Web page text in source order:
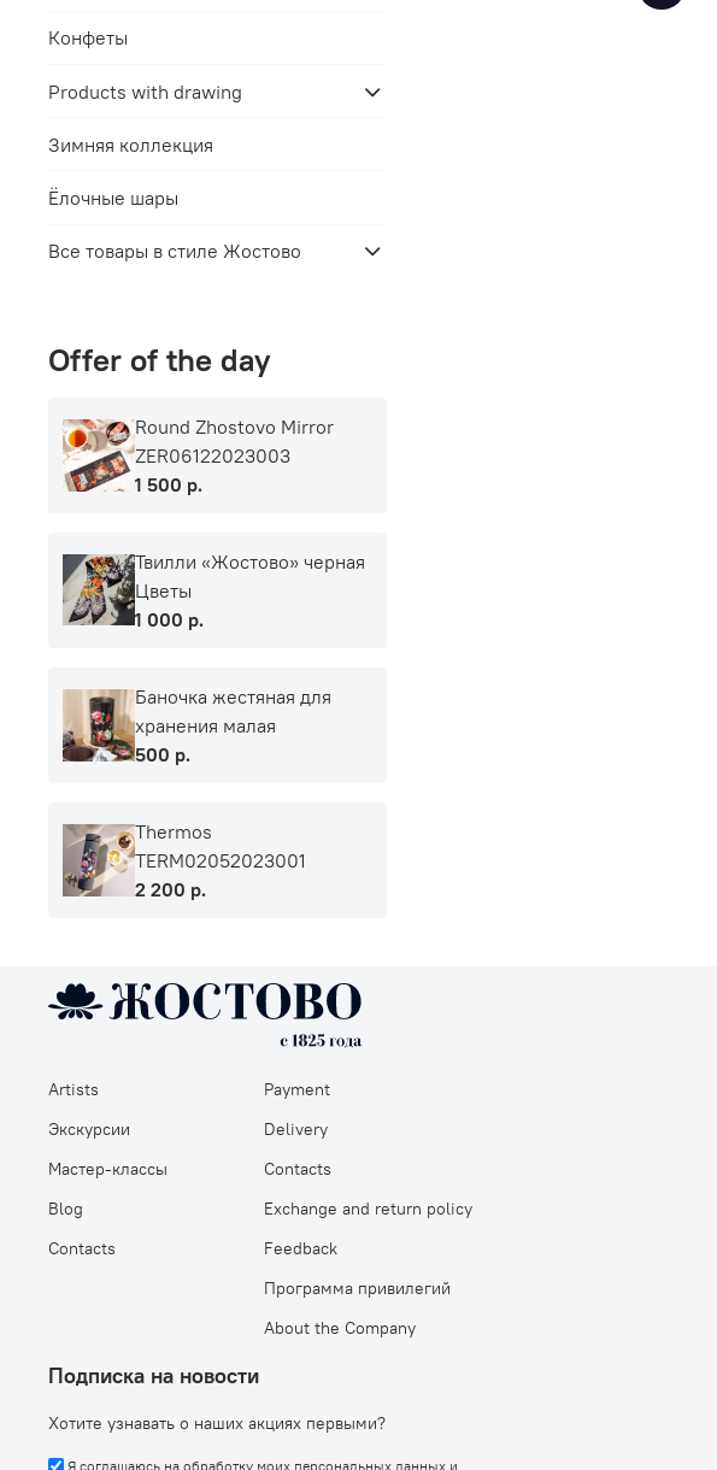
Конфеты
Products with drawing
Зимняя коллекция
Ёлочные шары
Все товары в стиле Жостово
Offer of the day
Round Zhostovo Mirror
ZER06122023003
1 500 р.
Твилли «Жостово» черная
Цветы
1 000 р.
Баночка жестяная для
хранения малая
500 р.
Thermos
TERM02052023001
2 200 р.
Artists
Экскурсии
Мастер-классы
Blog
Contacts
Payment
Delivery
Contacts
Exchange and return policy
Feedback
Программа привилегий
About the Company
Подписка на новости
Хотите узнавать о наших акциях первыми?
Я соглашаюсь на обработку моих персональных данных и